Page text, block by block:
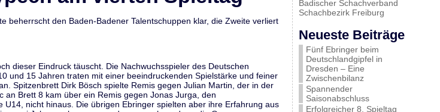
beherrscht den Baden-Badener Talentschuppen klar, die Zweite verliert
dieser Eindruck täuscht. Die Nachwuchsspieler des Deutschen
und 15 Jahren traten mit einer beeindruckenden Spielstärke und feiner
Spitzenbrett Dirk Bösch spielte Remis gegen Julian Martin, der in der
an Brett 8 kam über ein Remis gegen Jonas Jurga, den
nicht hinaus. Die übrigen Ebringer spielten aber ihre Erfahrung aus
Badischer Schachverband
Schachbezirk Freiburg
Neueste Beiträge
Fünf Ebringer beim
Deutschlandgipfel in
Dresden – Eine
Zwischenbilanz
Spannender
Saisonabschluss
Erfolgreicher 8. Spieltag